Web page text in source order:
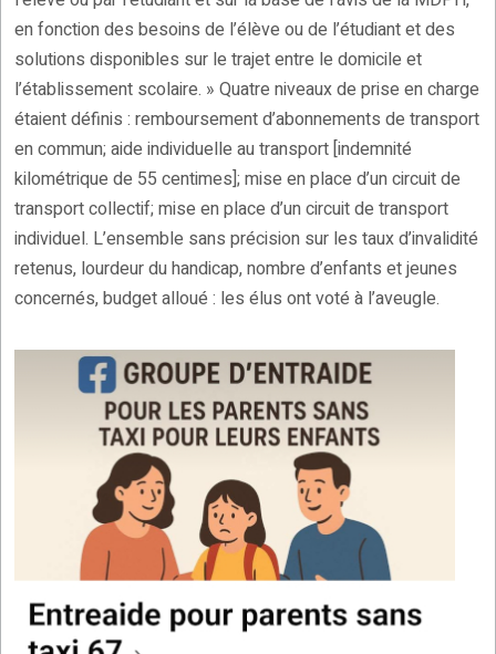
en fonction des besoins de l’élève ou de l’étudiant et des
solutions disponibles sur le trajet entre le domicile et
l’établissement scolaire. » Quatre niveaux de prise en charge
étaient définis : remboursement d’abonnements de transport
en commun; aide individuelle au transport [indemnité
kilométrique de 55 centimes]; mise en place d’un circuit de
transport collectif; mise en place d’un circuit de transport
individuel. L’ensemble sans précision sur les taux d’invalidité
retenus, lourdeur du handicap, nombre d’enfants et jeunes
concernés, budget alloué : les élus ont voté à l’aveugle.